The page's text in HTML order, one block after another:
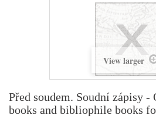
View larger
Před soudem. Soudní zápisy -
books and bibliophile books